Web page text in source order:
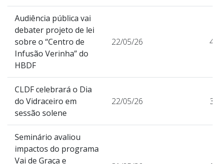
Audiência pública vai
debater projeto de lei
sobre o “Centro de
Infusão Verinha” do
HBDF
22/05/26
CLDF celebrará o Dia
do Vidraceiro em
sessão solene
22/05/26
Seminário avaliou
impactos do programa
Vai de Graça e